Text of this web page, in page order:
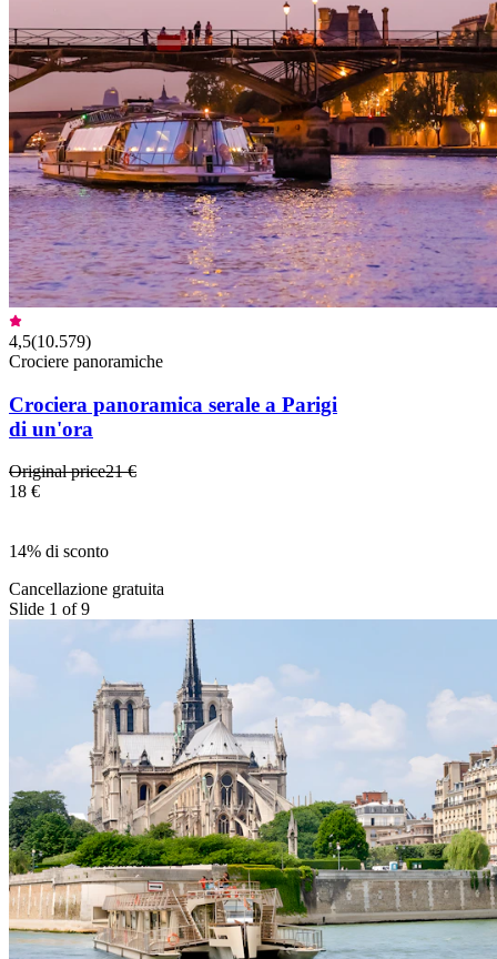
4,5(10.579)
Crociere panoramiche
Crociera panoramica serale a Parigi
di un'ora
Original price21 €
18 €
14% di sconto
Cancellazione gratuita
Slide 1 of 9